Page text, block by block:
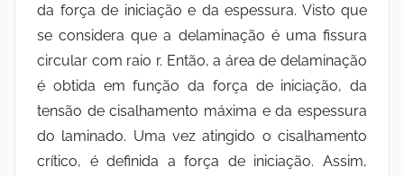
da força de iniciação e da espessura. Visto que
se considera que a delaminação é uma fissura
circular com raio r. Então, a área de delaminação
é obtida em função da força de iniciação, da
tensão de cisalhamento máxima e da espessura
do laminado. Uma vez atingido o cisalhamento
crítico, é definida a força de iniciação. Assim,